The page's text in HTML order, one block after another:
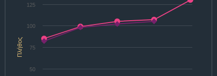
Πλήθος
50
75
100
125